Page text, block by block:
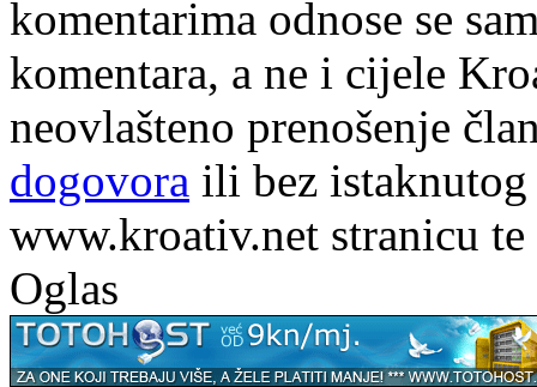
komentarima odnose se
komentara, a ne i cijele
neovlašteno prenošenje
dogovora ili bez
www.kroativ.net stranicu te
Oglas